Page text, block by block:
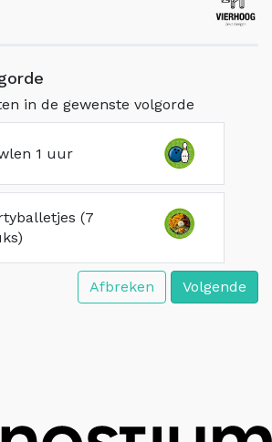
in de gewenste volgorde
1 uur
(7
Afbreken Volgende